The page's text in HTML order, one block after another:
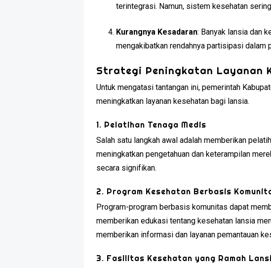
terintegrasi. Namun, sistem kesehatan
Kurangnya Kesadaran: Banyak lansia dan
mengakibatkan rendahnya partisipasi
Strategi Peningkatan Layanan
Untuk mengatasi tantangan ini, pemerintah
meningkatkan layanan kesehatan bagi lansia.
1. Pelatihan Tenaga Medis
Salah satu langkah awal adalah memberikan
meningkatkan pengetahuan dan keterampilan
secara signifikan.
2. Program Kesehatan Berbasis
Program-program berbasis komunitas dapat
memberikan edukasi tentang kesehatan lansia
memberikan informasi dan layanan pemantauan
3. Fasilitas Kesehatan yang Ramah